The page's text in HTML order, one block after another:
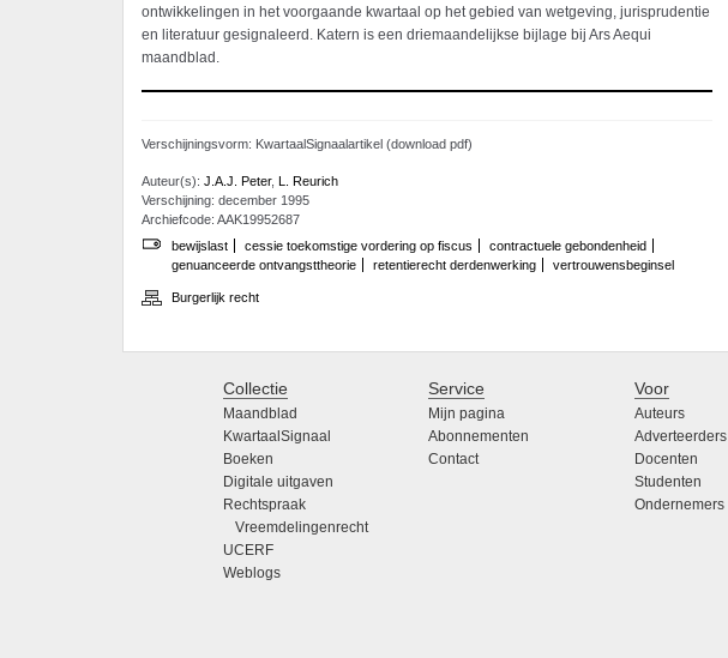
ontwikkelingen in het voorgaande kwartaal op het gebied van wetgeving, jurisprudentie
en literatuur gesignaleerd. Katern is een driemaandelijkse bijlage bij Ars Aequi
maandblad.
Verschijningsvorm: KwartaalSignaalartikel (download pdf)
Auteur(s): J.A.J. Peter, L. Reurich
Verschijning: december 1995
Archiefcode: AAK19952687
bewijslast
cessie toekomstige vordering op fiscus
contractuele gebondenheid
genuanceerde ontvangsttheorie
retentierecht derdenwerking vertrouwensbeginsel
Burgerlijk recht
Collectie
Maandblad
KwartaalSignaal
Boeken
Digitale uitgaven
Rechtspraak
Vreemdelingenrecht
UCERF
Weblogs
Service
Mijn pagina
Abonnementen
Contact
Voor
Auteurs
Adverteerders
Docenten
Studenten
Ondernemers